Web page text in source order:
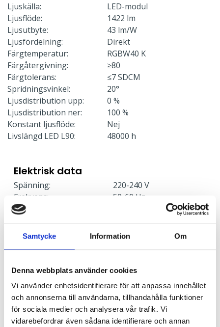
Samtycke Information Om
Denna webbplats använder cookies
Vi använder enhetsidentifierare för att anpassa innehållet
och annonserna till användarna, tillhandahålla funktioner
för sociala medier och analysera vår trafik. Vi
vidarebefordrar även sådana identifierare och annan
Ljuskälla:
LED-modul
Ljusflöde:
1422 lm
Ljusutbyte:
43 lm/W
Ljusfördelning:
Direkt
Färgtemperatur:
RGBW40 K
Färgåtergivning:
≥80
Färgtolerans:
≤7 SDCM
Spridningsvinkel:
20°
Ljusdistribution upp:
0 %
Ljusdistribution ner:
100 %
Konstant ljusflöde:
Nej
Livslängd LED L90:
48000 h
Elektrisk data
Spänning:
220-240 V
Frekvens:
50-60 Hz
Skyddsklass:
Effekt:
33 W
Ljusstyrning:
DMX/RDM
Sensor:
Utan sensor
Nödljus